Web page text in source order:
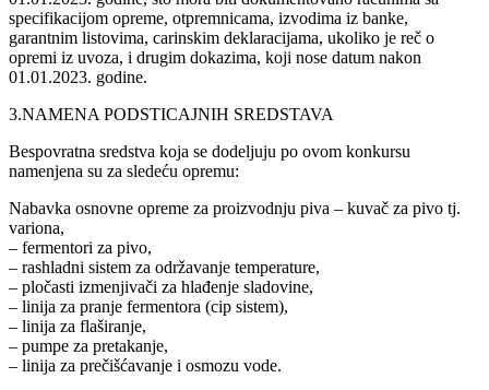
specifikacijom opreme, otpremnicama, izvodima iz banke,
garantnim listovima, carinskim deklaracijama, ukoliko je reč o
opremi iz uvoza, i drugim dokazima, koji nose datum nakon
01.01.2023. godine.
3.NAMENA PODSTICAJNIH SREDSTAVA
Bespovratna sredstva koja se dodeljuju po ovom konkursu
namenjena su za sledeću opremu:
Nabavka osnovne opreme za proizvodnju piva – kuvač za pivo tj.
variona,
– fermentori za pivo,
– rashladni sistem za održavanje temperature,
– pločasti izmenjivači za hlađenje sladovine,
– linija za pranje fermentora (cip sistem),
– linija za flaširanje,
– pumpe za pretakanje,
– linija za prečišćavanje i osmozu vode.